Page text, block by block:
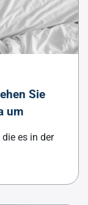
Sie
um
es in der